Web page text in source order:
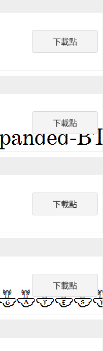
下載點
下載點
下載點
下載點